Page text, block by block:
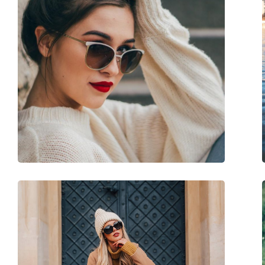
Sexe:
Unisex
Catégorie:
Lunettes de soleil
Marque:
Polaroid
Utilisation:
Surlunettes
Code:
PLD 9003/S DL5 Y2